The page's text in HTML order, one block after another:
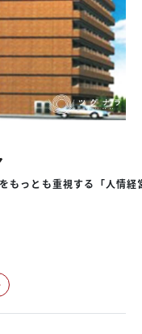
もっとも重視する「人情経